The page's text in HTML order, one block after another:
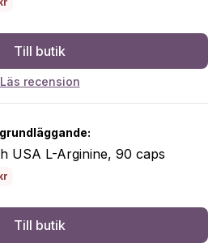
Till butik
Läs recension
USA L-Arginine, 90 caps
Till butik